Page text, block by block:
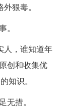
狠毒。
人，谁知道年
创和收集优
知识。
措。